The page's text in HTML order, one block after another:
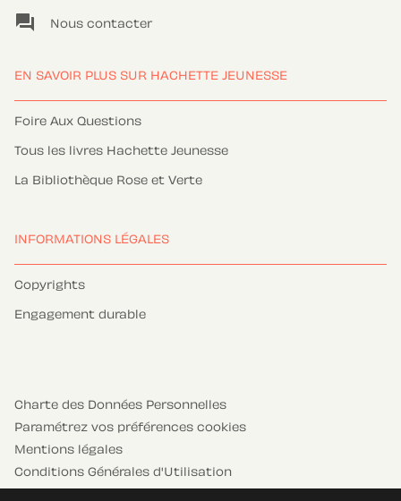
question_answer Nous contacter
EN SAVOIR PLUS SUR HACHETTE JEUNESSE
Foire Aux Questions
Tous les livres Hachette Jeunesse
La Bibliothèque Rose et Verte
INFORMATIONS LÉGALES
Copyrights
Engagement durable
Charte des Données Personnelles
Paramétrez vos préférences cookies
Mentions légales
Conditions Générales d'Utilisation